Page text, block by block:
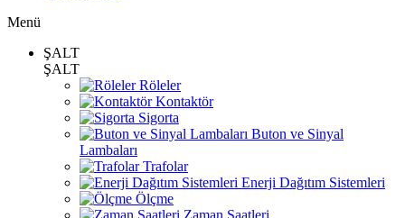
Menü
ŞALT
ŞALT
Röleler
Kontaktör
Sigorta
Buton ve Sinyal
Lambaları
Trafolar
Enerji Dağıtım Sistemleri
Ölçme
Zaman Saatleri